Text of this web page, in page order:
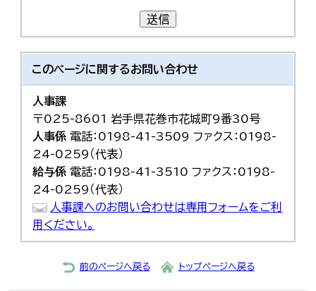
送信
このページに関するお問い合わせ
人事課
〒025-8601 岩手県花巻市花城町9番30号
人事係 電話：0198-41-3509 ファクス：0198-
24-0259（代表）
給与係 電話：0198-41-3510 ファクス：0198-
24-0259（代表）
人事課へのお問い合わせは専用フォームをご利
用ください。
前のページへ戻る トップページへ戻る